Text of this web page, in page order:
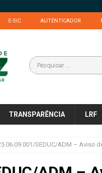
E-SIC AUTENTICADOR
TRANSPARÊNCIA LRF
SEDUC/ADM – Aviso